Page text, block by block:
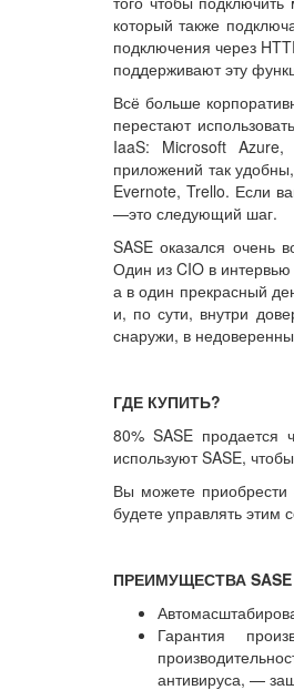
который также
подключения через
поддерживают эту
Всё больше
перестают
IaaS: Microsoft
приложений так
Evernote, Trello. Если
—это следующий шаг.
SASE оказался очень
Один из CIO в
а в один прекрасный
и, по сути, внутри
снаружи, в
ГДЕ КУПИТЬ?
80% SASE продается
используют SASE,
Вы можете приобрести
будете управлять этим
ПРЕИМУЩЕСТВА SASE
Гарантия
антивируса, —